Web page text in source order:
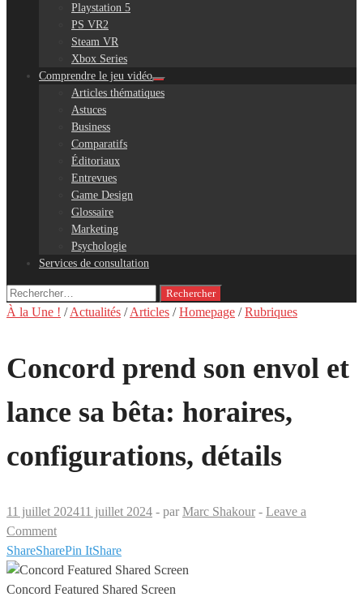
Playstation 5
PS VR2
Steam VR
Xbox Series
Comprendre le jeu vidéo
Articles thématiques
Astuces
Business
Comparatifs
Éditoriaux
Entrevues
Game Design
Glossaire
Marketing
Psychologie
Services de consultation
Rechercher :
À la Une ! /Actualités /Articles /Homepage /Rubriques
Concord prend son envol et
lance sa bêta: horaires,
configurations, détails
11 juillet 202411 juillet 2024 - par Marc Shakour - Leave a
Comment
ShareSharePin ItShare
Concord Featured Shared Screen